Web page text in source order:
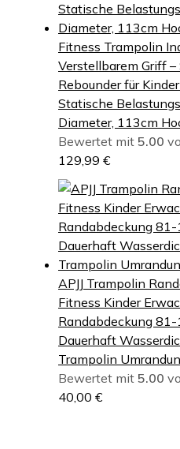
ü
n
g
l
i
c
h
e
r
P
r
e
i
s
w
a
r
:
2
2
l
l
e
r
P
r
e
i
i
s
t
:
2
0
,
8
9
€
Fitness Trampolin
Verstellbarem Griff
Rebounder für
Statische
Diameter, 113cm
Bewertet mit 5.00
129,99 €
APJJ Trampolin
Fitness Kinder
Randabdeckung
Dauerhaft
Trampolin
Bewertet mit 5.00
40,00 €